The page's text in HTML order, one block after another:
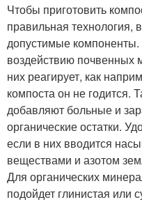
Чтобы приготовить
правильная технология,
допустимые
воздействию почвенных
них реагирует, как
компоста он не годится.
добавляют больные и
органические остатки.
если в них вводится
веществами и азотом
Для органических
подойдет глинистая или